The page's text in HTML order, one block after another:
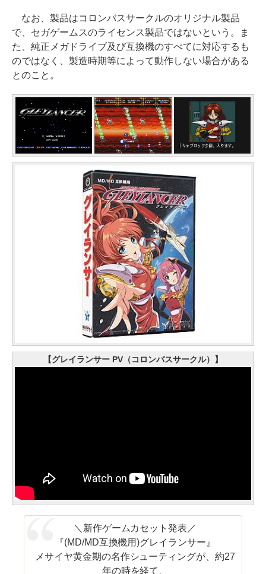
なお、製品はコロンバスサークルのオリジナル製品
で、セガゲームスのライセンス製品ではないという。ま
た、純正メガドライブ及び互換機のすべてに対応するも
のではなく、製造時期等によって動作しない場合がある
とのこと。
【グレイランサー PV（コロンバスサークル）】
＼新作ゲームカセット発表／
『(MD/MD互換機用)グレイランサー』
メサイヤ黄金期の名作シューティングが、約27
年の時を経て、